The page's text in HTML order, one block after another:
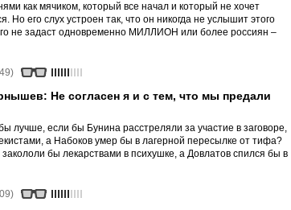
как мячиком, который все начал и который не хочет
Но его слух устроен так, что он никогда не услышит этого
не задаст одновременно МИЛЛИОН или более россиян –
Не согласен я и с тем, что мы предали
лучше, если бы Бунина расстреляли за участие в заговоре,
а Набоков умер бы в лагерной пересылке от тифа?
закололи бы лекарствами в психушке, а Довлатов спился бы в